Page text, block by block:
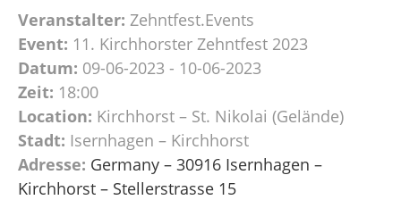
Veranstalter: Zehntfest.Events
Event: 11. Kirchhorster Zehntfest 2023
Datum: 09-06-2023 - 10-06-2023
Zeit: 18:00
Location: Kirchhorst – St. Nikolai (Gelände)
Stadt: Isernhagen – Kirchhorst
Adresse: Germany – 30916 Isernhagen –
Kirchhorst – Stellerstrasse 15